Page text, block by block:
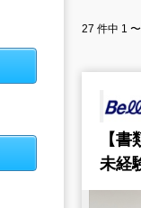
27 件中 1
【
未経